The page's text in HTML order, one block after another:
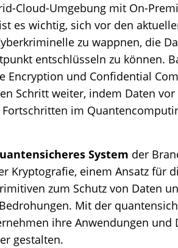
Cloud-Umgebung mit On-
es wichtig, sich vor den
zu wappnen, die
entschlüsseln zu können.
Encryption und Confidential
Schritt weiter, indem Daten
im
System der
Kryptografie, einem Ansatz für
zum Schutz von Daten
Mit der
ihre Anwendungen und
gestalten.